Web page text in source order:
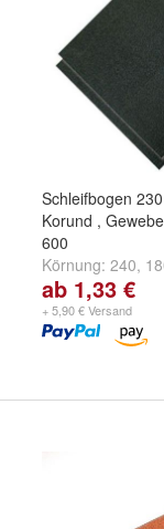
Schleifbogen
Korund ,
600
Körnung: 240,
weitere ...
ab 1,33 €
+ 5,90 € Versand